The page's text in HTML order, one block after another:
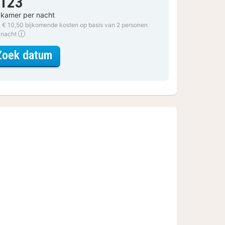
per nacht
€ 10,50 bijkomende kosten op basis van 2 personen
nacht
datum